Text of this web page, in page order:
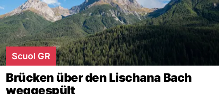
Scuol GR
Brücken über den Lischana Bach
weggespült